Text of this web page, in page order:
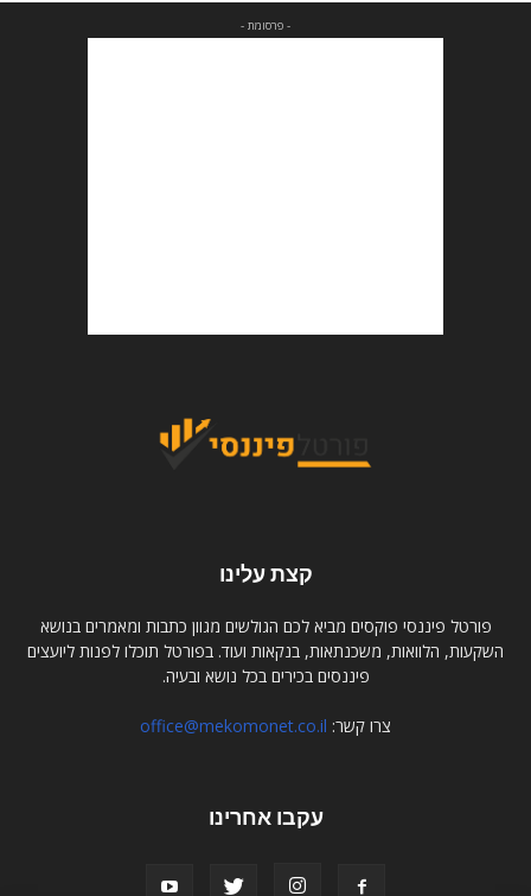
- פרסומת -
קצת עלינו
פורטל פיננסי פוקסים מביא לכם הגולשים מגוון כתבות ומאמרים בנושא
השקעות, הלוואות, משכנתאות, בנקאות ועוד. בפורטל תוכלו לפנות ליועצים
פיננסים בכירים בכל נושא ובעיה.
צרו קשר: office@mekomonet.co.il
עקבו אחרינו